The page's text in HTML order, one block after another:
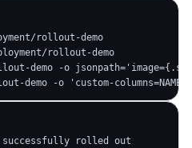
rollout-demo
rollout-demo
demo -o
successfully rolled out